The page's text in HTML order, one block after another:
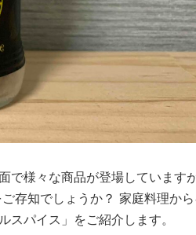
様々な商品が登場していますが
ご存知でしょうか？ 家庭料理から
スパイス」をご紹介します。